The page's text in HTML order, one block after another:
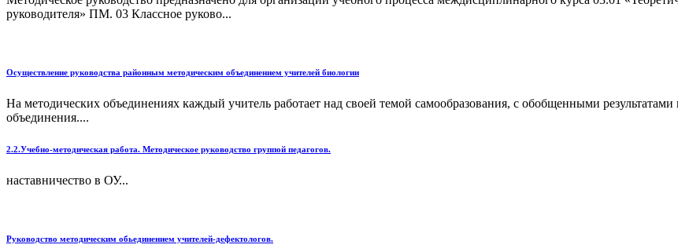
руководителя» ПМ. 03 Классное руково...
Осуществление руководства районным методическим объединением учителей биологии
На методических объединениях каждый учитель работает над своей темой самообразования, с обобщенными результатами
объединения....
2.2.Учебно-методическая работа. Методическое руководство группой педагогов.
наставничество в ОУ...
Руководство методическим обьединением учителей-дефектологов.